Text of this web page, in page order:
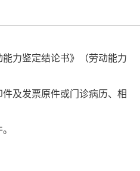
能力鉴定结论书》（劳动能力
及发票原件或门诊病历、相